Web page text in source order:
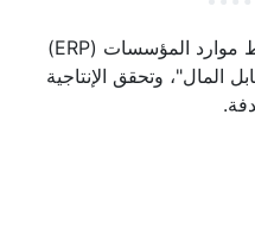
نقدم لك حلول برمجية لتخطيط موارد المؤسسات (ERP)
المال"، وتحقق الإنتاجية